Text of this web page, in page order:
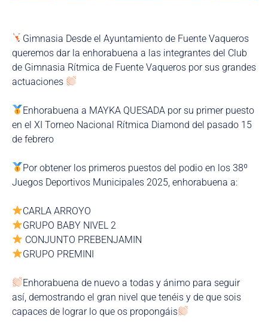
Gimnasia Desde el Ayuntamiento de Fuente Vaqueros
queremos dar la enhorabuena a las integrantes del Club
de Gimnasia Rítmica de Fuente Vaqueros por sus grandes
actuaciones
Enhorabuena a MAYKA QUESADA por su primer puesto
en el XI Torneo Nacional Rítmica Diamond del pasado 15
de febrero
Por obtener los primeros puestos del podio en los 38º
Juegos Deportivos Municipales 2025, enhorabuena a:
CARLA ARROYO
GRUPO BABY NIVEL 2
CONJUNTO PREBENJAMIN
GRUPO PREMINI
Enhorabuena de nuevo a todas y ánimo para seguir
así, demostrando el gran nivel que tenéis y de que sois
capaces de lograr lo que os propongáis